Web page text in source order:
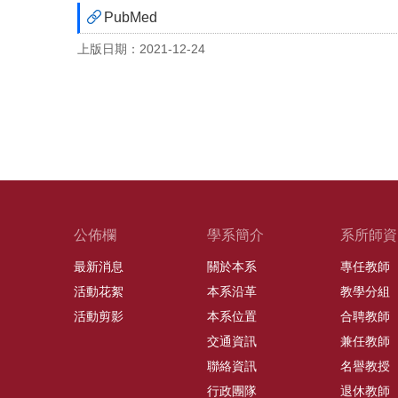
PubMed
上版日期：2021-12-24
公佈欄
最新消息
活動花絮
活動剪影
學系簡介
關於本系
本系沿革
本系位置
交通資訊
聯絡資訊
行政團隊
系所師資
專任教師
教學分組
合聘教師
兼任教師
名譽教授
退休教師